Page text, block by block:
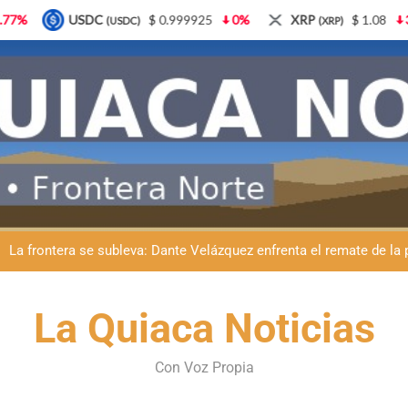
Velázquez llevó La Quiaca al Congreso: ayer presentó una
Día del Veterinario en La Quiaca: Zoonosis
La frontera se subleva: Dante Velázquez enfrenta el remate de la
Dante Velázquez marchará contra
Día del Veterinario en La Quiaca: Zoonosis
La frontera se subleva: Dante Velázquez enfrenta el remate de la
La Quiaca Noticias
Con Voz Propia
0.999925 0% XRP(XRP) $ 1.08 3.87% Solana(SOL)